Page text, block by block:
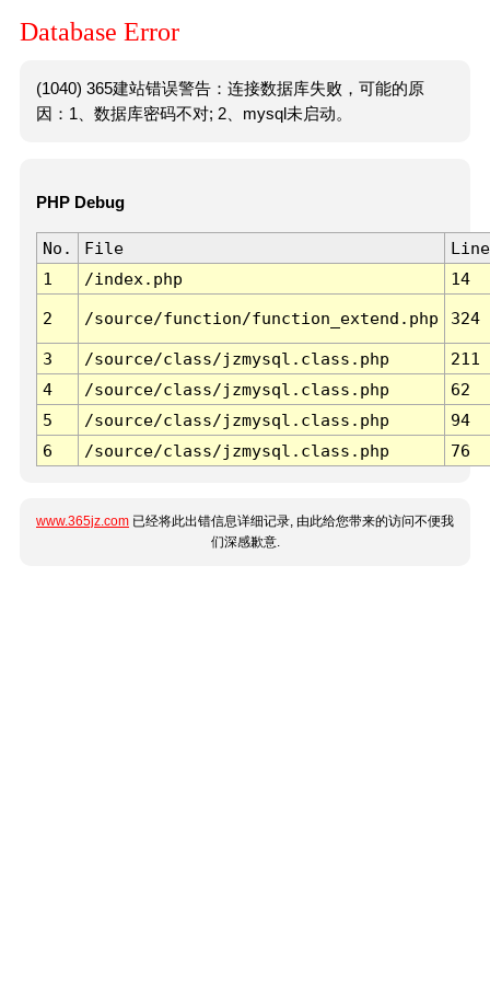
Database Error
(1040) 365建站错误警告：连接数据库失败，可能的原
因：1、数据库密码不对; 2、mysql未启动。
PHP Debug
No. File
Line
1
/index.php 14
2 /source/function/function_extend.php 324
3 /source/class/jzmysql.class.php
211
4
/source/class/jzmysql.class.php
62
5
/source/class/jzmysql.class.php
94
6
/source/class/jzmysql.class.php 76
www.365jz.com 已经将此出错信息详细记录, 由此给您带来的访问不便我
们深感歉意.